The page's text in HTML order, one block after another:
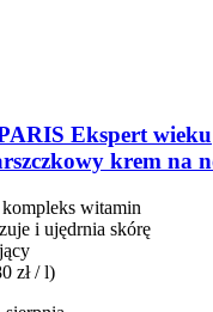
Ekspert wieku
krem na
witamin
i ujędrnia skórę
zł / l)